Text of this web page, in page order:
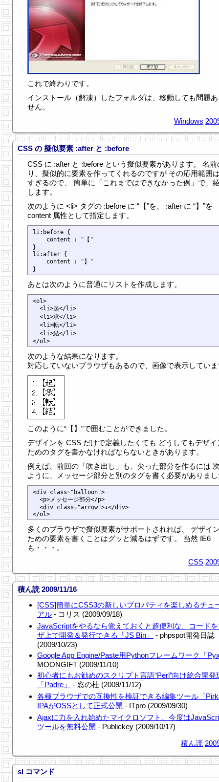
これで終わりです。
インストール（解凍）したフォルダは、移動しても問題
せん。
Windows
CSS の 擬似要素 :after と :before
CSS に :after と :before という擬似要素があります。 名前
り、擬似的に要素を作ってくれるのですが その応用範囲
すぎるので、 簡単に「これまではできなかった例」で、
します。
次のように <li> タグの :before に “【”を、 :after に “】”を
content 属性として指定します。
li:before {
    content : "【"
}
li:after {
    content : "】"
あとは次のように普通にリストを作成します。
<ol>
  <li>起</li>
  <li>承</li>
  <li>転</li>
  <li>結</li>
次のような結果になります。
対応していないブラウザもあるので、画像で表示してい
このように“【】”で囲むことができました。
デザインを CSS だけで定義したくても どうしてもデザイ
ためのタグを書かなければならないときがあります。
例えば、前回の「吹き出し」も、尖った部分を作るには
ように、メッセージ部分と別のタグを書く必要がありま
<div class="balloon">
  <p>メッセージ部分</p>
  <div class="arrow">↓</div>
多くのブラウザで擬似要素がサポートされれば、 デザイ
ための要素を書くことはグッと減るはずです。 当然 IE6
も・・・。
CSS
積ん読 2009/11/16
[CSS]簡単にCSS3の新しいプロパティを楽しめるチュ
アル - コリス (2009/09/18)
JavaScriptをやるなら覚えておくと超便利な、コード
ザ上で開発＆発行できる「JS Bin」
- phpspot開発日誌
(2009/10/23)
Google App Engine/Paste用Pythonフレームワーク「
MOONGIFT (2009/11/10)
初心者にもお勧めのスクリプト言語“Perl”向け統合開発
「Padre」
- 窓の杜 (2009/11/12)
各種ブラウザでの互換性を検証できる編集ツール「
IPAがOSSとして正式公開 - ITpro (2009/09/30)
Ajaxに力を入れ始めたマイクロソフト、今度は
ツールを無料公開 - Publickey (2009/10/17)
積ん読
sl コマンド